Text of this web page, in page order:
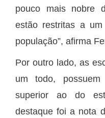
pouco mais nobre
estão restritas a
população”, afirma
Por outro lado, as
um todo,
superior ao do
destaque foi a nota